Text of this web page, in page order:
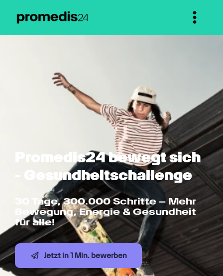
Promedis24 bewegt sich
- Gesundheitschallenge
30 Tage, 300.000 Schritte – Mehr
Bewegung, Energie & Gesundheit
für alle!
Jetzt in 1 Min. bewerben